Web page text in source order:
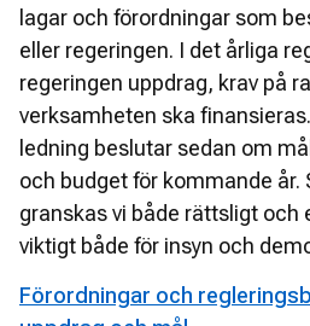
lagar och förordningar som
eller regeringen. I det årliga
regeringen uppdrag, krav på
verksamheten ska
ledning beslutar sedan om
och budget för kommande
granskas vi både rättsligt och
viktigt både för insyn och
Förordningar och